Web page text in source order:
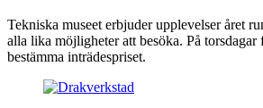
Tekniska museet erbjuder upplevelser året
alla lika möjligheter att besöka. På torsdagar
bestämma inträdespriset.